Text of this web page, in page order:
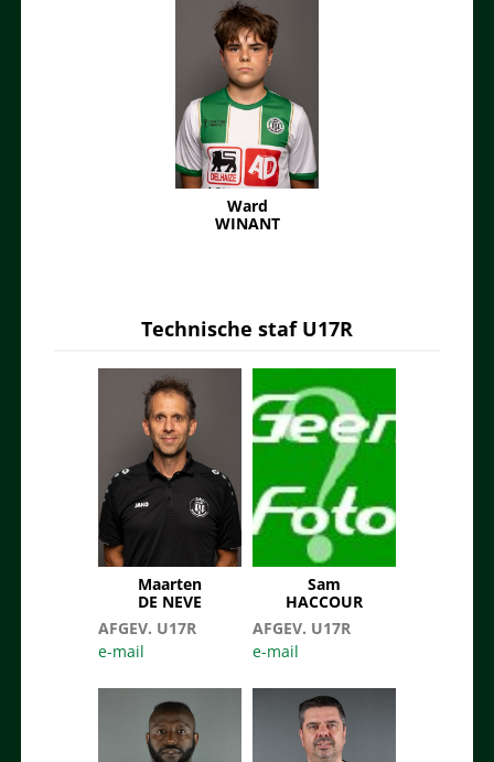
Ward
WINANT
Technische staf U17R
Maarten
DE NEVE
AFGEV. U17R
Sam
HACCOUR
AFGEV. U17R